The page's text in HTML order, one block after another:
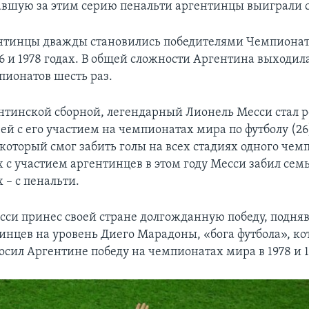
за этим серию пенальти аргентинцы выиграли
дважды становились победителями
и 1978 годах. В общей сложности Аргентина
шесть раз.
сборной, легендарный Лионель Месси стал
с его участием на чемпионатах мира по футболу
смог забить голы на всех стадиях одного
участием аргентинцев в этом году Месси забил
с пенальти.
принес своей стране долгожданную победу,
на уровень Диего Марадоны, «бога футбола»,
Аргентине победу на чемпионатах мира в 1978 и